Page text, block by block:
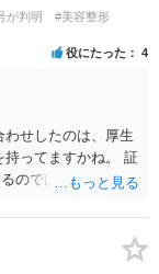
が判明
#美容整形
役にたった 4
せしたのは、厚生
持ってますかね。 証
のではないで すか